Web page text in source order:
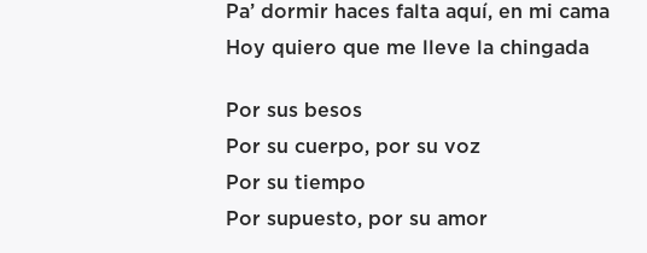
Pa’ dormir haces falta aquí, en mi cama
Hoy quiero que me lleve la chingada
Por sus besos
Por su cuerpo, por su voz
Por su tiempo
Por supuesto, por su amor